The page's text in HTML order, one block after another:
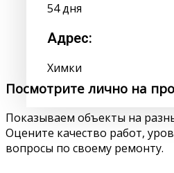
54 дня
Адрес:
Химки
Посмотрите лично на
Показываем объекты на
Оцените качество работ,
вопросы по своему ремонту.